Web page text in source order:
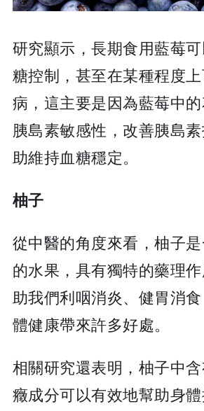
研究顯示，長期食用藍莓
糖控制，甚至在某種程度
病，這主要是因為藍莓中
胰島素敏感性，改善胰島
助維持血糖穩定。
柚子
從中醫的角度來看，柚子
的水果，具有獨特的藥理
助我們利咽消炎、健胃消
體健康帶來許多好處。
相關研究還表明，柚子中
癥成分可以有效地幫助身